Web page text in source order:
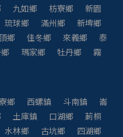
九如鄉 枋寮鄉
新園
琉球鄉 滿州鄉
新埤鄉
鄉 佳冬鄉 來義鄉
泰
瑪家鄉 牡丹鄉
霧
鄉 西螺鎮 斗南鎮
崙
土庫鎮 口湖鄉
莿桐
水林鄉 古坑鄉
四湖鄉